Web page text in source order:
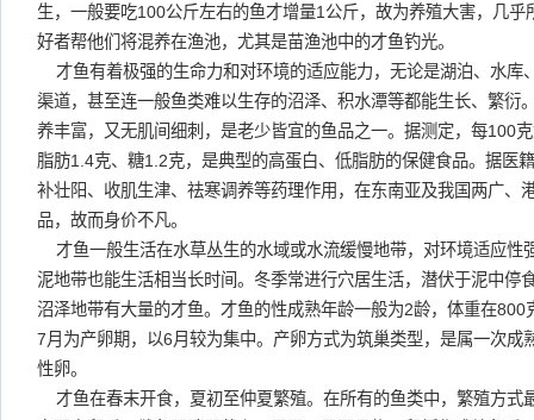
生，一般要吃100公斤左右的鱼才增量1公斤，故为养殖大害，几
好者帮他们将混养在渔池，尤其是苗渔池中的才鱼钓光。
才鱼有着极强的生命力和对环境的适应能力，无论是湖泊、水库
渠道，甚至连一般鱼类难以生存的沼泽、积水潭等都能生长、繁衍
养丰富，又无肌间细刺，是老少皆宜的鱼品之一。据测定，每100
脂肪1.4克、糖1.2克，是典型的高蛋白、低脂肪的保健食品。据医
补壮阳、收肌生津、祛寒调养等药理作用，在东南亚及我国两广、
品，故而身价不凡。
才鱼一般生活在水草丛生的水域或水流缓慢地带，对环境适应性
泥地带也能生活相当长时间。冬季常进行穴居生活，潜伏于泥中停
沼泽地带有大量的才鱼。才鱼的性成熟年龄一般为2龄，体重在
7月为产卵期，以6月较为集中。产卵方式为筑巢类型，是属一次成
性卵。
才鱼在春末开食，夏初至仲夏繁殖。在所有的鱼类中，繁殖方式